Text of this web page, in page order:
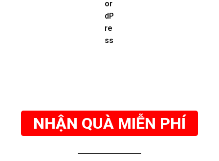
NHẬN QUÀ MIỄN PHÍ